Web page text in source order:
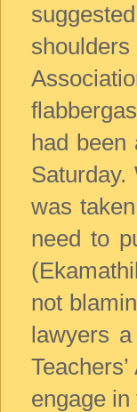
had been
was
need to
not
lawyers
engage